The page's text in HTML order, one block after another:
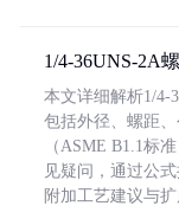
1/4-36UNS-2A
本文详细解析1/4-
包括外径、螺距
（ASME B1.1标
见疑问，通过公
附加工艺建议与扩